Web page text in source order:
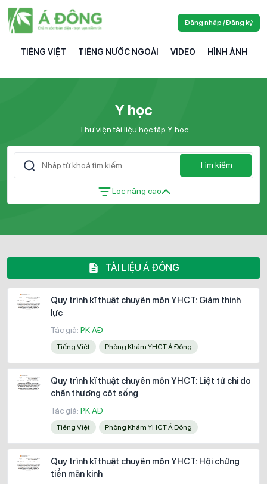
TIẾNG VIỆT TIẾNG NƯỚC NGOÀI VIDEO HÌNH ẢNH
Đăng nhập / Đăng ký
Y học
Thư viện tài liệu học tập Y học
Tìm kiếm
Lọc nâng cao
TÀI LIỆU Á ĐÔNG
Quy trình kĩ thuật chuyên môn YHCT: Giảm thính
lực
Tác giả: PK AĐ
Tiếng Việt Phòng Khám YHCT Á Đông
Quy trình kĩ thuật chuyên môn YHCT: Liệt tứ chi do
chấn thương cột sống
Tác giả: PK AĐ
Tiếng Việt Phòng Khám YHCT Á Đông
Quy trình kĩ thuật chuyên môn YHCT: Hội chứng
tiền mãn kinh